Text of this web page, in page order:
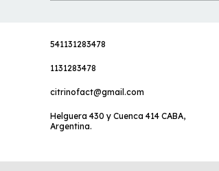
541131283478
1131283478
citrinofact@gmail.com
Helguera 430 y Cuenca 414 CABA,
Argentina.